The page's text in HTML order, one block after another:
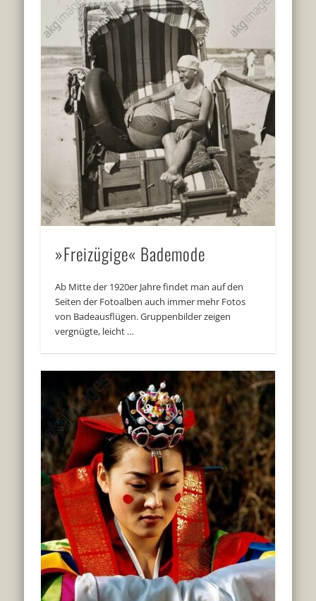
»Freizügige« Bademode
Ab Mitte der 1920er Jahre findet man auf den
Seiten der Fotoalben auch immer mehr Fotos
von Badeausflügen. Gruppenbilder zeigen
vergnügte, leicht …